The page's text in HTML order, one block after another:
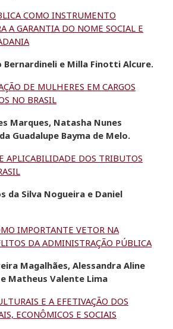
COMO INSTRUMENTO
A GARANTIA DO NOME SOCIAL E
Bernardineli e Milla Finotti Alcure.
DE MULHERES EM CARGOS
NO BRASIL
Marques, Natasha Nunes
Guadalupe Bayma de Melo.
APLICABILIDADE DOS TRIBUTOS
da Silva Nogueira e Daniel
IMPORTANTE VETOR NA
DA ADMINISTRAÇÃO PÚBLICA
Magalhães, Alessandra Aline
Matheus Valente Lima
E A EFETIVAÇÃO DOS
ECONÔMICOS E SOCIAIS